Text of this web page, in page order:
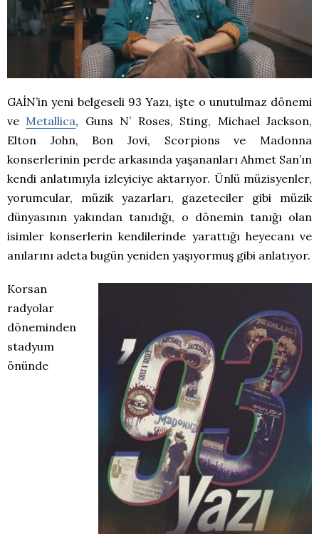
GAİN’in yeni belgeseli 93 Yazı, işte o unutulmaz dönemi
ve Metallica, Guns N’ Roses, Sting, Michael Jackson,
Elton John, Bon Jovi, Scorpions ve Madonna
konserlerinin perde arkasında yaşananları Ahmet San’ın
kendi anlatımıyla izleyiciye aktarıyor. Ünlü müzisyenler,
yorumcular, müzik yazarları, gazeteciler gibi müzik
dünyasının yakından tanıdığı, o dönemin tanığı olan
isimler konserlerin kendilerinde yarattığı heyecanı ve
anılarını adeta bugün yeniden yaşıyormuş gibi anlatıyor.
Korsan
radyolar
döneminden
stadyum
önünde